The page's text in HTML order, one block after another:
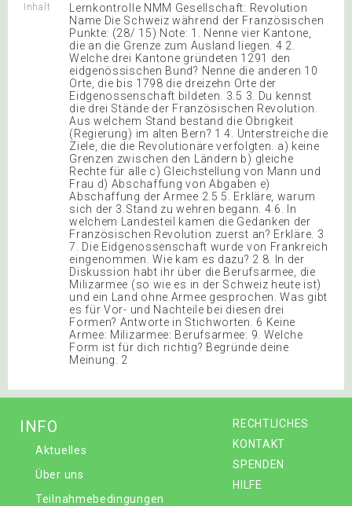
Inhalt
Lernkontrolle NMM Gesellschaft: Revolution
Name Die Schweiz während der Französischen
Punkte: (28/ 15) Note: 1. Nenne vier Kantone,
die an die Grenze zum Ausland liegen. 4 2.
Welche drei Kantone gründeten 1291 den
eidgenössischen Bund? Nenne die anderen 10
Orte, die bis 1798 die dreizehn Orte der
Eidgenossenschaft bildeten. 3.5 3. Du kennst
die drei Stände der Französischen Revolution.
Aus welchem Stand bestand die Obrigkeit
(Regierung) im alten Bern? 1 4. Unterstreiche die
Ziele, die die Revolutionäre verfolgten. a) keine
Grenzen zwischen den Ländern b) gleiche
Rechte für alle c) Gleichstellung von Mann und
Frau d) Abschaffung von Abgaben e)
Abschaffung der Armee 2.5 5. Erkläre, warum
sich der 3.Stand zu wehren begann. 4 6. In
welchem Landesteil kamen die Gedanken der
Französischen Revolution zuerst an? Erkläre. 3
7. Die Eidgenossenschaft wurde von Frankreich
eingenommen. Wie kam es dazu? 2 8. In der
Diskussion habt ihr über die Berufsarmee, die
Milizarmee (so wie es in der Schweiz heute ist)
und ein Land ohne Armee gesprochen. Was gibt
es für Vor- und Nachteile bei diesen drei
Formen? Antworte in Stichworten. 6 Keine
Armee: Milizarmee: Berufsarmee: 9. Welche
Form ist für dich richtig? Begründe deine
Meinung. 2
RECHTLICHES
KONTAKT
SPENDEN
HILFE
INFO
Aktuelles
Über uns
Teilnahmebedingungen